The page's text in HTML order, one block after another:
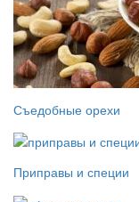
Съедобные орехи
Приправы и специи